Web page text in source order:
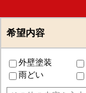
希望内容
外壁塗装
雨どい